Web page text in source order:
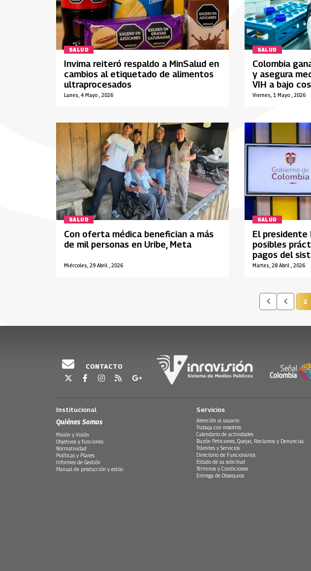
SALUD
Lunes, 4 Mayo , 2026
Invima reiteró respaldo a MinSalud en
cambios al etiquetado de alimentos
ultraprocesados
SALUD
Viernes, 1 Mayo , 2026
Colombia
y asegura
VIH a bajo
SALUD
Miércoles, 29 Abril , 2026
Con oferta médica benefician a más
de mil personas en Uribe, Meta
SALUD
Martes, 28 Abril , 2026
El presidente
posibles
pagos del
2
CONTACTO
Institucional
Quiénes Somos
Misión y Visión
Objetivos y funciones
Normatividad
Políticas y Planes
Informes de Gestión
Manual de producción y estilo
Servicios
Atención al usuario
Trabaja con nosotros
Calendario de actividades
Buzón Peticiones, Quejas, Reclamos y Denuncias
Trámites y Servicios
Directorio de Funcionarios
Estado de su solicitud
Términos y Condiciones
Entrega de Obsequios